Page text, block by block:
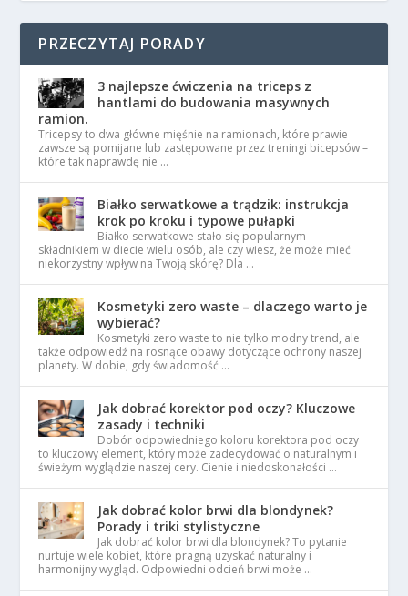
PRZECZYTAJ PORADY
3 najlepsze ćwiczenia na triceps z
hantlami do budowania masywnych
ramion.
Tricepsy to dwa główne mięśnie na ramionach, które prawie
zawsze są pomijane lub zastępowane przez treningi bicepsów –
które tak naprawdę nie …
Białko serwatkowe a trądzik: instrukcja
krok po kroku i typowe pułapki
Białko serwatkowe stało się popularnym
składnikiem w diecie wielu osób, ale czy wiesz, że może mieć
niekorzystny wpływ na Twoją skórę? Dla …
Kosmetyki zero waste – dlaczego warto je
wybierać?
Kosmetyki zero waste to nie tylko modny trend, ale
także odpowiedź na rosnące obawy dotyczące ochrony naszej
planety. W dobie, gdy świadomość …
Jak dobrać korektor pod oczy? Kluczowe
zasady i techniki
Dobór odpowiedniego koloru korektora pod oczy
to kluczowy element, który może zadecydować o naturalnym i
świeżym wyglądzie naszej cery. Cienie i niedoskonałości …
Jak dobrać kolor brwi dla blondynek?
Porady i triki stylistyczne
Jak dobrać kolor brwi dla blondynek? To pytanie
nurtuje wiele kobiet, które pragną uzyskać naturalny i
harmonijny wygląd. Odpowiedni odcień brwi może …